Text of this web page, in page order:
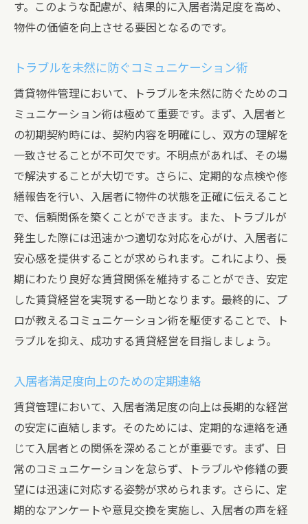
す。このような配慮が、結果的に入居者満足度を高め、
物件の価値を向上させる要因となるのです。
トラブルを未然に防ぐコミュニケーション術
賃貸物件管理において、トラブルを未然に防ぐためのコ
ミュニケーション術は極めて重要です。まず、入居者と
の初期契約時には、契約内容を明確にし、双方の理解を
一致させることが不可欠です。不明点があれば、その場
で解決することが大切です。さらに、定期的な点検や修
繕報告を行い、入居者に物件の状態を正確に伝えること
で、信頼関係を築くことができます。また、トラブルが
発生した際には迅速かつ適切な対応を心がけ、入居者に
安心感を提供することが求められます。これにより、長
期にわたり良好な賃貸関係を維持することができ、安定
した賃貸経営を実現する一助となります。最終的に、プ
ロが教えるコミュニケーション術を駆使することで、ト
ラブルを抑え、成功する賃貸経営を目指しましょう。
入居者満足度向上のための定期連絡
賃貸管理において、入居者満足度の向上は長期的な経営
の安定に直結します。そのためには、定期的な連絡を通
じて入居者との関係を深めることが重要です。まず、日
常のコミュニケーションを怠らず、トラブルや修繕の要
望には迅速に対応する姿勢が求められます。さらに、定
期的なアンケートや意見交換を実施し、入居者の声を経